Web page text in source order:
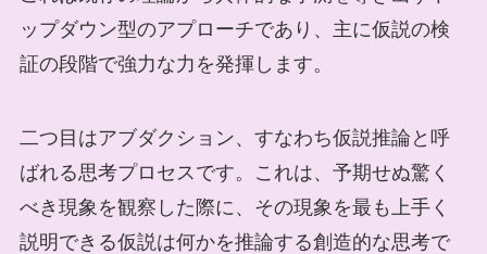
ップダウン型のアプローチであり、主に仮説の検
証の段階で強力な力を発揮します。
二つ目はアブダクション、すなわち仮説推論と呼
ばれる思考プロセスです。これは、予期せぬ驚く
べき現象を観察した際に、その現象を最も上手く
説明できる仮説は何かを推論する創造的な思考で